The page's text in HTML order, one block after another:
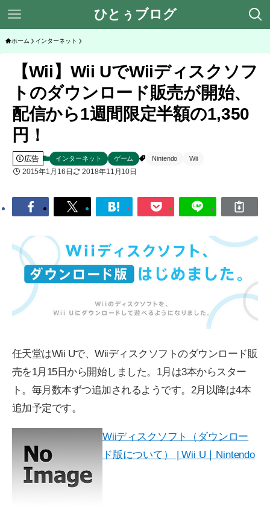
ひとぅブログ
ホーム インターネット
【Wii】Wii UでWiiディスクソフ
トのダウンロード販売が開始、
配信から1週間限定半額の1,350
円！
広告 インターネット ゲーム Nintendo Wii
2015年1月16日 2018年11月10日
任天堂はWii Uで、Wiiディスクソフトのダウンロード販
売を1月15日から開始しました。1月は3本からスター
ト。毎月数本ずつ追加されるようです。2月以降は4本
追加予定です。
Wiiディスクソフト（ダウンロー
ド版について） | Wii U｜Nintendo